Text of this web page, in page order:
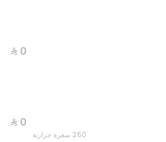
260 سعرة حرارية